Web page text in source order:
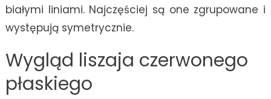
białymi liniami. Najczęściej są one zgrupowane i
występują symetrycznie.
Wygląd liszaja czerwonego
płaskiego